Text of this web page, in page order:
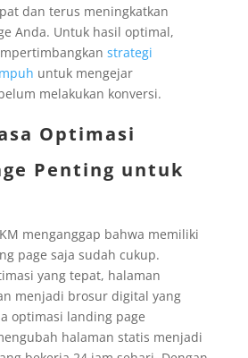
dan terus meningkatkan
Anda. Untuk hasil optimal,
strategi
untuk mengejar
melakukan konversi.
Optimasi
Penting untuk
menganggap bahwa memiliki
page saja sudah cukup.
yang tepat, halaman
menjadi brosur digital yang
optimasi landing page
halaman statis menjadi